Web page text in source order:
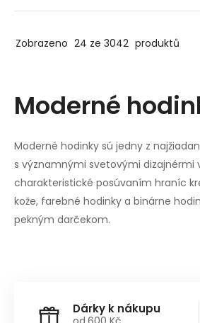
Zobrazeno 24 ze 3042 produktů
Moderné
Moderné hodinky sú jedny z
s významnými svetovými dizajnérmi
charakteristické posúvaním hraníc
kože, farebné hodinky a binárne
pekným darčekom.
Dárky k nákupu